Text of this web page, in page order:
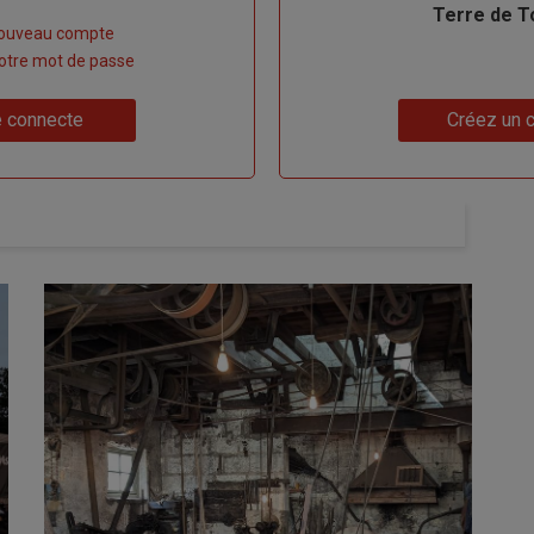
compte
mot de passe
connecte
Terre de
Créez un